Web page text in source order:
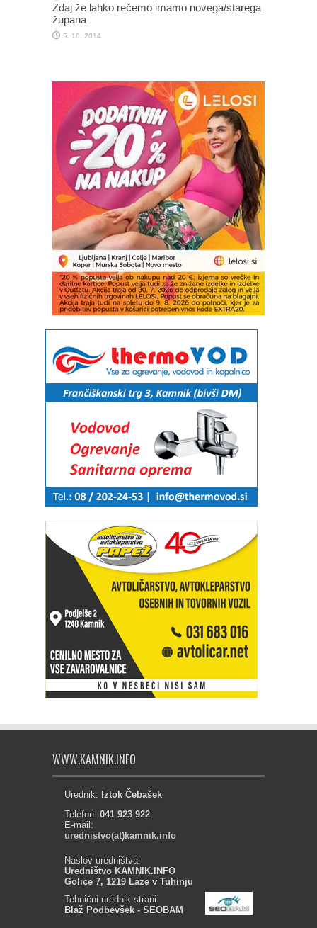
Zdaj že lahko rečemo imamo novega/starega
župana
5. 10. 2014
WWW.KAMNIK.INFO
Urednik: Iztok Čebašek
Telefon: 041 923 922
E-mail:
urednistvo(at)kamnik.info
Naslov uredništva:
Uredništvo KAMNIK.INFO
Golice 7, 1219 Laze v Tuhinju
Tehnični urednik strani:
Blaž Podbevšek - SEOBAM